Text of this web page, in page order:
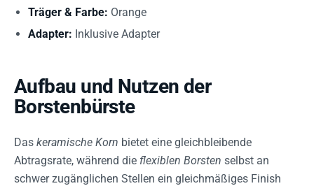
Träger & Farbe: Orange
Adapter: Inklusive Adapter
Aufbau und Nutzen der
Borstenbürste
Das keramische Korn bietet eine gleichbleibende
Abtragsrate, während die flexiblen Borsten selbst an
schwer zugänglichen Stellen ein gleichmäßiges Finish